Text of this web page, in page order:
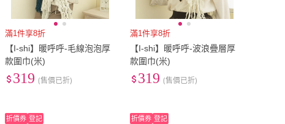
滿1件享8折
【I-shi】暖呼呼-毛線泡泡厚
款圍巾(米)
319 (售價已折)
折價券 登記
滿1件享8折
【I-shi】暖呼呼-波浪疊層厚
款圍巾(米)
319 (售價已折)
折價券 登記